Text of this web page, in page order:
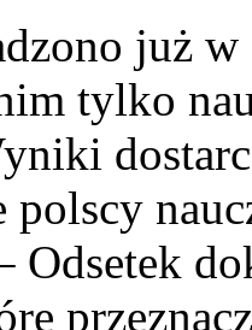
już
tylko
polscy
Odsetek